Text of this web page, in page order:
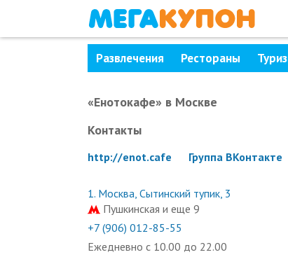
Развлечения Рестораны
«Енотокафе» в Москве
Контакты
http://enot.cafe Группа ВКонтакте
1. Москва, Сытинский тупик, 3
Пушкинская и еще 9
+7 (906) 012-85-55
Ежедневно с 10.00 до 22.00